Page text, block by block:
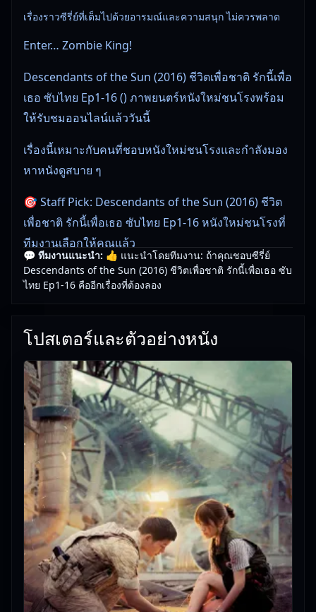
เรื่องราวซีรี่ย์ที่เต็มไปด้วยอารมณ์และความสนุก ไม่ควรพลาด
Enter… Zombie King!
Descendants of the Sun (2016) ชีวิตเพื่อชาติ รักนี้เพื่อ
เธอ ซับไทย Ep1-16 () ภาพยนตร์หนังใหม่ชนโรงพร้อม
ให้รับชมออนไลน์แล้ววันนี้
เรื่องนี้เหมาะกับคนที่ชอบหนังใหม่ชนโรงและกำลังมอง
หาหนังดูสบาย ๆ
🎯 Staff Pick: Descendants of the Sun (2016) ชีวิต
เพื่อชาติ รักนี้เพื่อเธอ ซับไทย Ep1-16 หนังใหม่ชนโรงที่
ทีมงานเลือกให้คุณแล้ว
🎥อัปเดตโดยทีมงาน Free Movie 24
💬 ทีมงานแนะนำ: 👍 แนะนำโดยทีมงาน: ถ้าคุณชอบซีรี่ย์
Descendants of the Sun (2016) ชีวิตเพื่อชาติ รักนี้เพื่อเธอ ซับ
ไทย Ep1-16 คืออีกเรื่องที่ต้องลอง
โปสเตอร์และตัวอย่างหนัง